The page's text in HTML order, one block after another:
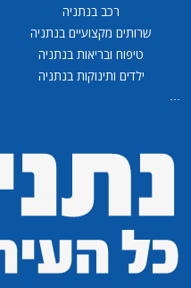
רכב בנתניה
שרותים מקצועיים בנתניה
טיפוח ובריאות בנתניה
ילדים ותינוקות בנתניה
...